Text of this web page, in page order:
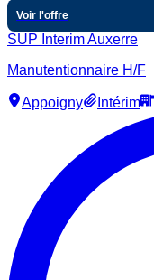
Voir l'offre
SUP Interim Auxerre
Manutentionnaire H/F
Appoigny Intérim